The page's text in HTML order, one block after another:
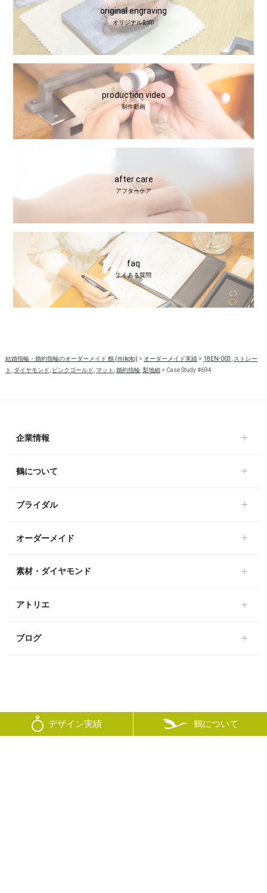
デザイン実績 鶴について
original engraving
オリジナル刻印
production video
制作動画
after care
アフターケア
faq
よくある質問
結婚指輪・婚約指輪のオーダーメイド 鶴 (mikoto) > オーダーメイド実績> 18EN-003
ストレー
ト
ダイヤモンド ピンクゴールド マット 婚約指輪, 梨地細> Case Study #694
企業情報
鶴について
ブライダル
オーダーメイド
素材・ダイヤモンド
アトリエ
ブログ